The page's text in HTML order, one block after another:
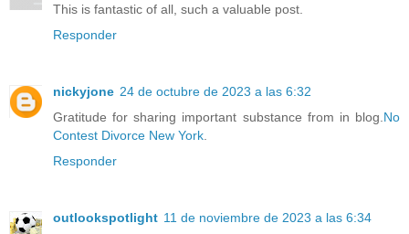
This is fantastic of all, such a valuable post.
Responder
nickyjone 24 de octubre de 2023 a las 6:32
Gratitude for sharing important substance from in blog. No
Contest Divorce New York
Responder
outlookspotlight 11 de noviembre de 2023 a las 6:34